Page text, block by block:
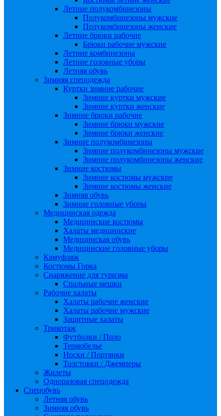
Летние полукомбинезоны
Полукомбинезоны мужские
Полукомбинезоны женские
Летние брюки рабочие
Брюки рабочие мужские
Летние комбинезоны
Летние головные уборы
Летняя обувь
Зимняя спецодежда
Куртки зимние рабочие
Зимние куртки мужские
Зимние куртки женские
Зимние брюки рабочие
Зимние брюки мужские
Зимние брюки женские
Зимние полукомбинезоны
Зимние полукомбинезоны мужские
Зимние полукомбинезоны женские
Зимние костюмы
Зимние костюмы мужские
Зимние костюмы женские
Зимняя обувь
Зимние головные уборы
Медицинская одежда
Медицинские костюмы
Халаты медицинские
Медицинская обувь
Медицинские головные уборы
Камуфляж
Костюмы Горка
Снаряжение для туризма
Спальные мешки
Рабочие халаты
Халаты рабочие женские
Халаты рабочие мужские
Защитные халаты
Трикотаж
Футболки / Поло
Термобелье
Носки / Портянки
Толстовки / Джемперы
Жилеты
Одноразовая спецодежда
Спецобувь
Летняя обувь
Зимняя обувь